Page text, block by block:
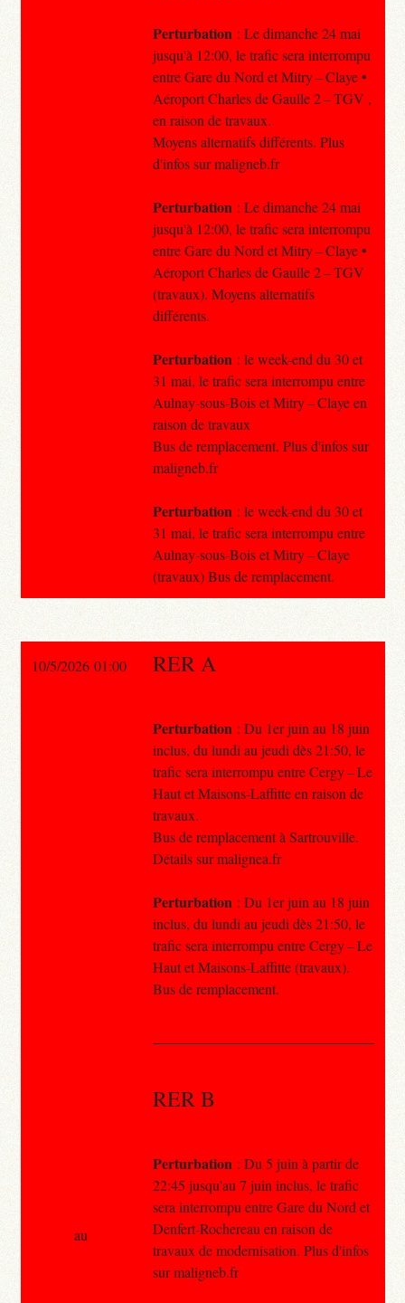
Perturbation : Le dimanche 24 mai
jusqu'à 12:00, le trafic sera interrompu
entre Gare du Nord et Mitry – Claye •
Aéroport Charles de Gaulle 2 – TGV ,
en raison de travaux.
Moyens alternatifs différents. Plus
d'infos sur maligneb.fr
Perturbation : Le dimanche 24 mai
jusqu'à 12:00, le trafic sera interrompu
entre Gare du Nord et Mitry – Claye •
Aéroport Charles de Gaulle 2 – TGV
(travaux). Moyens alternatifs
différents.
Perturbation : le week-end du 30 et
31 mai, le trafic sera interrompu entre
Aulnay-sous-Bois et Mitry – Claye en
raison de travaux
Bus de remplacement. Plus d'infos sur
maligneb.fr
Perturbation : le week-end du 30 et
31 mai, le trafic sera interrompu entre
Aulnay-sous-Bois et Mitry – Claye
(travaux) Bus de remplacement.
10/5/2026 01:00 RER A
Perturbation : Du 1er juin au 18 juin
inclus, du lundi au jeudi dès 21:50, le
trafic sera interrompu entre Cergy – Le
Haut et Maisons-Laffitte en raison de
travaux.
Bus de remplacement à Sartrouville.
Détails sur malignea.fr
Perturbation : Du 1er juin au 18 juin
inclus, du lundi au jeudi dès 21:50, le
trafic sera interrompu entre Cergy – Le
Haut et Maisons-Laffitte (travaux).
Bus de remplacement.
RER B
Perturbation : Du 5 juin à partir de
22:45 jusqu'au 7 juin inclus, le trafic
sera interrompu entre Gare du Nord et
Denfert-Rochereau en raison de
travaux de modernisation. Plus d'infos
sur maligneb.fr
au